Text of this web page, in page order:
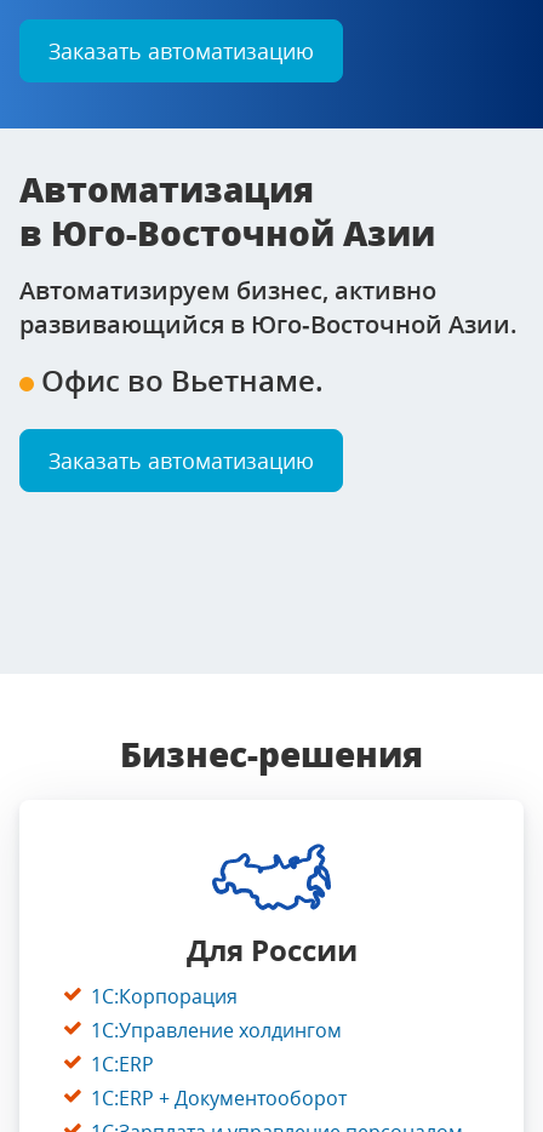
Заказать автоматизацию
Автоматизация
в Юго-Восточной Азии
Автоматизируем бизнес, активно
развивающийся в Юго‑Восточной Азии.
Офис во Вьетнаме.
Заказать автоматизацию
Бизнес-решения
Для России
1С:Корпорация
1С:Управление холдингом
1С:ERP
1С:ERP + Документооборот